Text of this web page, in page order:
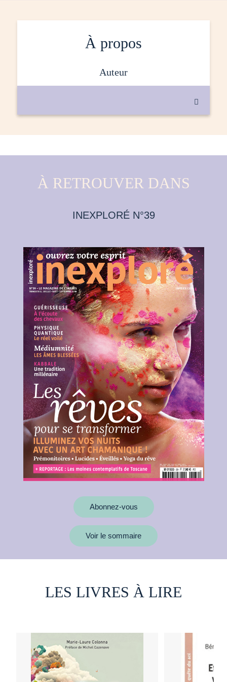
À propos
auteur

À RETROUVER DANS
INEXPLORÉ N°39
Abonnez-vous
Voir le sommaire
LES LIVRES À LIRE